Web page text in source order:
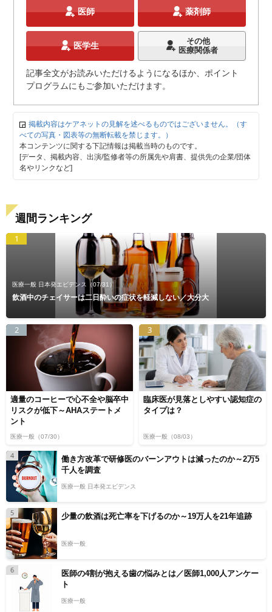
医師 薬剤師
医学生
その他
医療関係者
記事全文がお読みいただけるようになるほか、ポイント
プログラムにもご参加いただけます。
掲載内容はケアネットの見解を述べるものではございません。（す
べての写真・図表等の無断転載を禁じます。）
本コンテンツに関する下記情報は掲載当時のものです。
[データ、掲載内容、出演/監修者等の所属先や肩書、提供先の企業/団体
名やリンクなど]
週間ランキング
1
医療一般 日本発エビデンス （07/31）
飲酒中のチェイサーは二日酔いの症状を軽減しない／大分大
2
適量のコーヒーで心不全や脳卒中
リスクが低下～AHAステートメ
ント
医療一般 （07/30）
3
臨床医が見落としやすい認知症の
タイプは？
医療一般 （08/03）
4
働き方改革で研修医のバーンアウトは減ったのか～2万5
千人を調査
医療一般 日本発エビデンス
5 少量の飲酒は死亡率を下げるのか～19万人を21年追跡
医療一般
6
医師の4割が抱える歯の悩みとは／医師1,000人アンケー
ト
医療一般